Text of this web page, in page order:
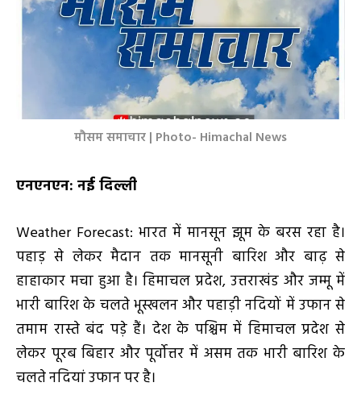
मौसम समाचार | Photo- Himachal News
एनएनएन: नई दिल्ली
Weather Forecast: भारत में मानसून झूम के बरस रहा है।
पहाड़ से लेकर मैदान तक मानसूनी बारिश और बाढ़ से
हाहाकार मचा हुआ है। हिमाचल प्रदेश, उत्तराखंड और जम्मू में
भारी बारिश के चलते भूस्खलन और पहाड़ी नदियों में उफान से
तमाम रास्ते बंद पड़े हैं। देश के पश्चिम में हिमाचल प्रदेश से
लेकर पूरब बिहार और पूर्वोत्तर में असम तक भारी बारिश के
चलते नदियां उफान पर है।